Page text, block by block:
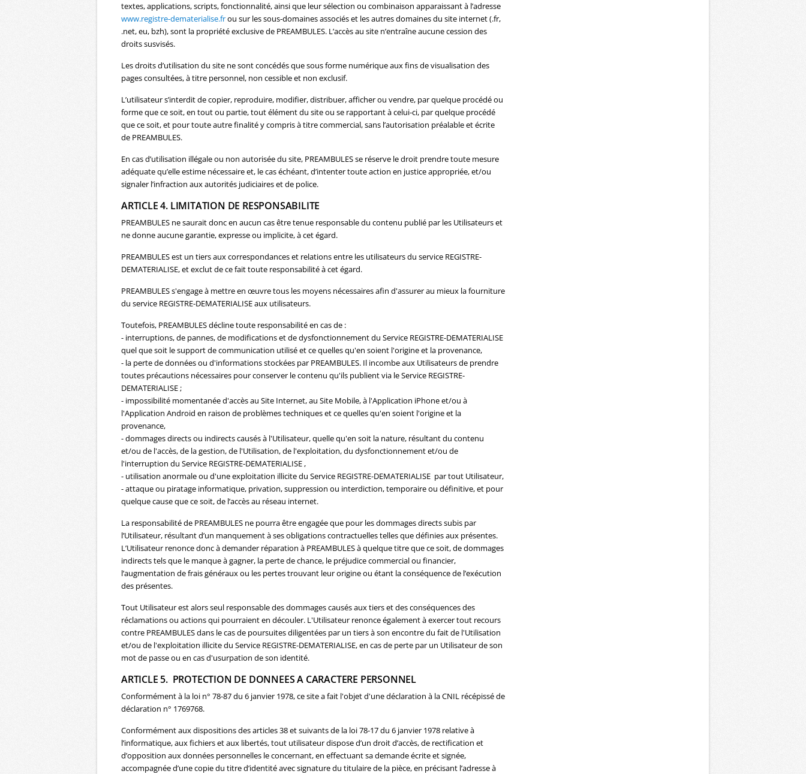
textes, applications, scripts, fonctionnalité, ainsi que leur sélection ou combinaison apparaissant à l’adresse
www.registre-dematerialise.frou sur les sous-domaines associés et les autres domaines du site internet (.fr,
.net, eu, bzh), sont la propriété exclusive de PREAMBULES. L’accès au site n’entraîne aucune cession des
droits susvisés.
Les droits d’utilisation du site ne sont concédés que sous forme numérique aux fins de visualisation des
pages consultées, à titre personnel, non cessible et non exclusif.
L’utilisateur s’interdit de copier, reproduire, modifier, distribuer, afficher ou vendre, par quelque procédé ou
forme que ce soit, en tout ou partie, tout élément du site ou se rapportant à celui-ci, par quelque procédé
que ce soit, et pour toute autre finalité y compris à titre commercial, sans l’autorisation préalable et écrite
de PREAMBULES.
En cas d’utilisation illégale ou non autorisée du site, PREAMBULES se réserve le droit prendre toute mesure
adéquate qu’elle estime nécessaire et, le cas échéant, d’intenter toute action en justice appropriée, et/ou
signaler l’infraction aux autorités judiciaires et de police.
ARTICLE 4. LIMITATION DE RESPONSABILITE
PREAMBULES ne saurait donc en aucun cas être tenue responsable du contenu publié par les Utilisateurs et
ne donne aucune garantie, expresse ou implicite, à cet égard.
PREAMBULES est un tiers aux correspondances et relations entre les utilisateurs du service REGISTRE-
DEMATERIALISE, et exclut de ce fait toute responsabilité à cet égard.
PREAMBULES s'engage à mettre en œuvre tous les moyens nécessaires afin d'assurer au mieux la fourniture
du service REGISTRE-DEMATERIALISE aux utilisateurs.
Toutefois, PREAMBULES décline toute responsabilité en cas de :
- interruptions, de pannes, de modifications et de dysfonctionnement du Service REGISTRE-DEMATERIALISE
quel que soit le support de communication utilisé et ce quelles qu'en soient l'origine et la provenance,
- la perte de données ou d'informations stockées par PREAMBULES. Il incombe aux Utilisateurs de prendre
toutes précautions nécessaires pour conserver le contenu qu'ils publient via le Service REGISTRE-
DEMATERIALISE ;
- impossibilité momentanée d'accès au Site Internet, au Site Mobile, à l'Application iPhone et/ou à
l'Application Android en raison de problèmes techniques et ce quelles qu'en soient l'origine et la
provenance,
- dommages directs ou indirects causés à l'Utilisateur, quelle qu'en soit la nature, résultant du contenu
et/ou de l'accès, de la gestion, de l'Utilisation, de l'exploitation, du dysfonctionnement et/ou de
l'interruption du Service REGISTRE-DEMATERIALISE ,
- utilisation anormale ou d'une exploitation illicite du Service REGISTRE-DEMATERIALISE par tout Utilisateur,
- attaque ou piratage informatique, privation, suppression ou interdiction, temporaire ou définitive, et pour
quelque cause que ce soit, de l’accès au réseau internet.
La responsabilité de PREAMBULES ne pourra être engagée que pour les dommages directs subis par
l’Utilisateur, résultant d’un manquement à ses obligations contractuelles telles que définies aux présentes.
L’Utilisateur renonce donc à demander réparation à PREAMBULES à quelque titre que ce soit, de dommages
indirects tels que le manque à gagner, la perte de chance, le préjudice commercial ou financier,
l’augmentation de frais généraux ou les pertes trouvant leur origine ou étant la conséquence de l’exécution
des présentes.
Tout Utilisateur est alors seul responsable des dommages causés aux tiers et des conséquences des
réclamations ou actions qui pourraient en découler. L'Utilisateur renonce également à exercer tout recours
contre PREAMBULES dans le cas de poursuites diligentées par un tiers à son encontre du fait de l'Utilisation
et/ou de l'exploitation illicite du Service REGISTRE-DEMATERIALISE, en cas de perte par un Utilisateur de son
mot de passe ou en cas d'usurpation de son identité.
ARTICLE 5. PROTECTION DE DONNEES A CARACTERE PERSONNEL
Conformément à la loi n° 78-87 du 6 janvier 1978, ce site a fait l'objet d'une déclaration à la CNIL récépissé de
déclaration n° 1769768.
Conformément aux dispositions des articles 38 et suivants de la loi 78-17 du 6 janvier 1978 relative à
l’informatique, aux fichiers et aux libertés, tout utilisateur dispose d’un droit d’accès, de rectification et
d’opposition aux données personnelles le concernant, en effectuant sa demande écrite et signée,
accompagnée d’une copie du titre d’identité avec signature du titulaire de la pièce, en précisant l’adresse à